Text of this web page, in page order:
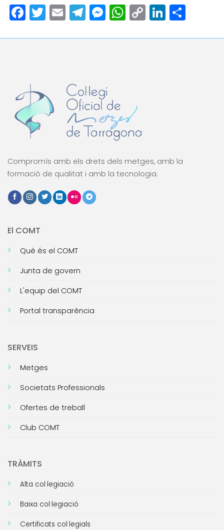
Facebook
Twitter
EmailTelegram
Messenger
WhatsApp
Copy
Link
Compromís amb els drets dels metges, amb la
formació de qualitat i amb la tecnologia.
El COMT
Què és el COMT
Junta de govern
L'equip del COMT
Portal transparència
SERVEIS
Metges
Societats Professionals
Ofertes de treball
Club COMT
TRÀMITS
Alta col·legiació
Baixa col·legiació
Certificats col·legials